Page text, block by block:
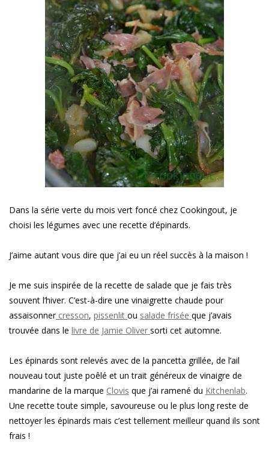
Dans la série verte du mois vert foncé chez Cookingout, je
choisi les légumes avec une recette d’épinards.
J’aime autant vous dire que j’ai eu un réel succès à la maison !
Je me suis inspirée de la recette de salade que je fais très
souvent l’hiver. C’est-à-dire une vinaigrette chaude pour
assaisonnercresson, pissenlit ou salade frisée que j’avais
trouvée dans le livre de Jamie Oliver sorti cet automne.
Les épinards sont relevés avec de la pancetta grillée, de l’ail
nouveau tout juste poêlé et un trait généreux de vinaigre de
mandarine de la marque Clovis que j’ai ramené du Kitchenlab.
Une recette toute simple, savoureuse ou le plus long reste de
nettoyer les épinards mais c’est tellement meilleur quand ils sont
frais !